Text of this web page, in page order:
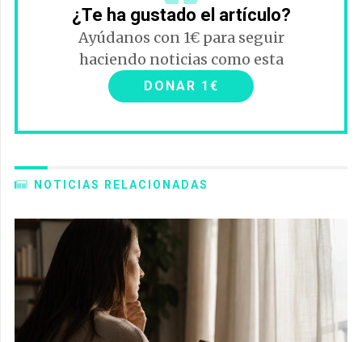
¿Te ha gustado el artículo?
Ayúdanos con 1€ para seguir
haciendo noticias como esta
DONAR 1€
NOTICIAS RELACIONADAS